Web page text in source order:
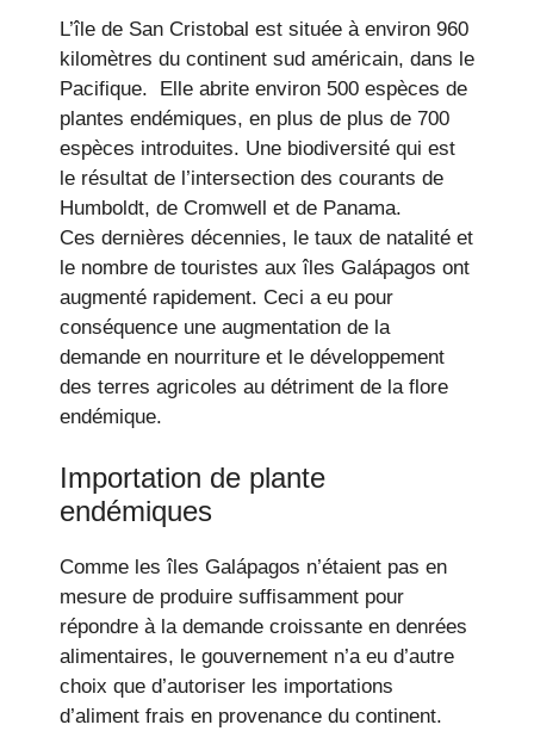
L’île de San Cristobal est située à environ 960
kilomètres du continent sud américain, dans le
Pacifique. Elle abrite environ 500 espèces de
plantes endémiques, en plus de plus de 700
espèces introduites. Une biodiversité qui est
le résultat de l’intersection des courants de
Humboldt, de Cromwell et de Panama.
Ces dernières décennies, le taux de natalité et
le nombre de touristes aux îles Galápagos ont
augmenté rapidement. Ceci a eu pour
conséquence une augmentation de la
demande en nourriture et le développement
des terres agricoles au détriment de la flore
endémique.
Importation de plante
endémiques
Comme les îles Galápagos n’étaient pas en
mesure de produire suffisamment pour
répondre à la demande croissante en denrées
alimentaires, le gouvernement n’a eu d’autre
choix que d’autoriser les importations
d’aliment frais en provenance du continent.